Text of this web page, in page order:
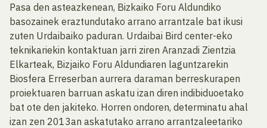
Pasa den asteazkenean, Bizkaiko Foru Aldundiko
basozainek eraztundutako arrano arrantzale bat ikusi
zuten Urdaibaiko paduran. Urdaibai Bird center-eko
teknikariekin kontaktuan jarri ziren Aranzadi Zientzia
Elkarteak, Bizjaiko Foru Aldundiaren laguntzarekin
Biosfera Erreserban aurrera daraman berreskurapen
proiektuaren barruan askatu izan diren indibiduoetako
bat ote den jakiteko. Horren ondoren, determinatu ahal
izan zen 2013an askatutako arrano arrantzaleetariko